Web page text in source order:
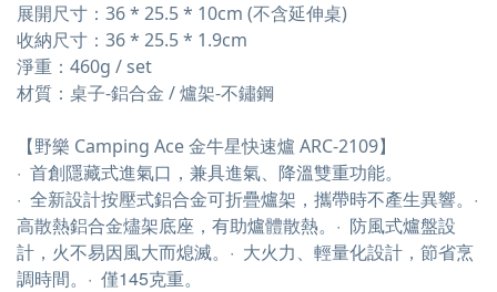
展開尺寸：36 * 25.5 * 10cm (不含延伸桌)
收納尺寸：36 * 25.5 * 1.9cm
淨重：460g / set
材質：桌子-鋁合金 / 爐架-不鏽鋼
【野樂 Camping Ace 金牛星快速爐 ARC-2109】
·  首創隱藏式進氣口，兼具進氣、降溫雙重功能。
·  全新設計按壓式鋁合金可折疊爐架，攜帶時不產生異響。·
高散熱鋁合金燼架底座，有助爐體散熱。·  防風式爐盤設
計，火不易因風大而熄滅。·  大火力、輕量化設計，節省烹
調時間。·  僅145克重。